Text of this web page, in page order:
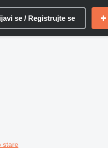
se / Registrujte se
stare